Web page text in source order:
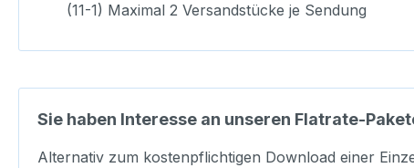
(11-1) Maximal 2 Versandstücke je Sendung
Sie haben Interesse an unseren Flatrate-
Alternativ zum kostenpflichtigen Download einer